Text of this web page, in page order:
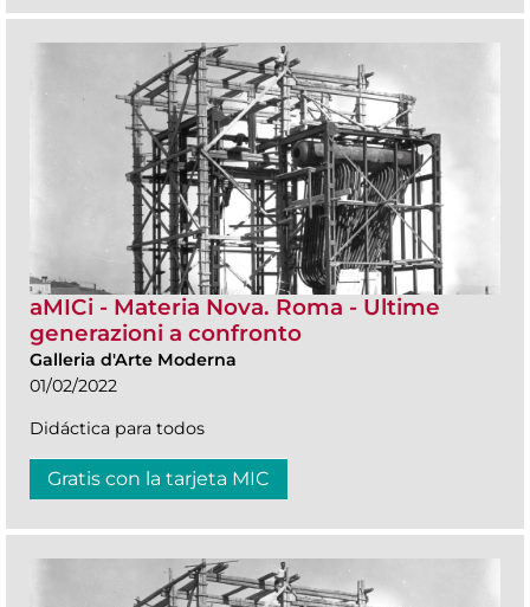
aMICi - Materia Nova. Roma - Ultime
generazioni a confronto
Galleria d'Arte Moderna
01/02/2022
Didáctica para todos
Gratis con la tarjeta MIC